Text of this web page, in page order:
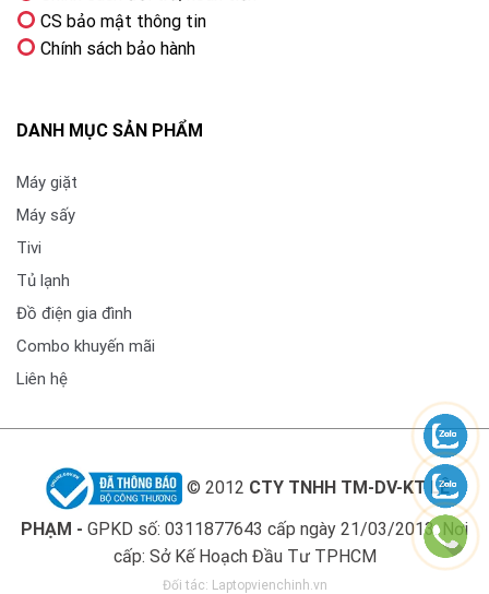
Yên tĩnh, Bền bỉ & Tiết kiệm
Động cơ Inverter giảm thiểu tiếng ồn, bền bỉ, tiết kiệm
CS bảo mật thông tin
Chính sách bảo hành
DANH MỤC SẢN PHẨM
Máy giặt
Máy sấy
Tivi
Tủ lạnh
Đồ điện gia đình
Combo khuyến mãi
Liên hệ
© 2012 CTY TNHH TM-DV-KT LÊ
PHẠM - GPKD số: 0311877643 cấp ngày 21/03/2013. Nơi
cấp: Sở Kế Hoạch Đầu Tư TPHCM
Đối tác: Laptopvienchinh.vn